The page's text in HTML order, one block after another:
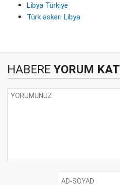
Libya Türkiye
Türk askeri Libya
HABERE YORUM KAT